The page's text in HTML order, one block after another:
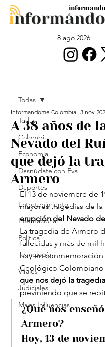
8 ago 2026
Todas
Colombia
Economía
Desnúdate con Eva
Deportes
Entretenimiento
Internacional
Política
Tecnología
Virales
Judiciales
Malas Influencias
Todas
A 38 años de
Nevado del
que dejó la
Armero
Informandome Colombia 13 nov
El 13 de noviembre de
mayores tragedias de
erupción del Nevado
La tragedia de Armero
fallecidas y más de mil
hoy en conmemoración
Geológico Colombiano
que nos dejó la tragedia
previniendo que se
¿Qué nos
Armero?
Hoy, 13 de